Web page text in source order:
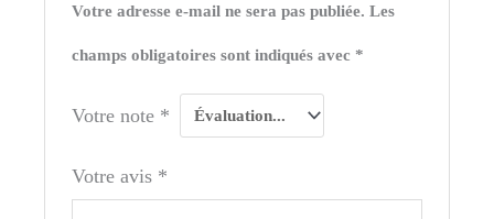
Votre adresse e-mail ne sera pas publiée. Les
champs obligatoires sont indiqués avec *
Votre note *
Votre avis *